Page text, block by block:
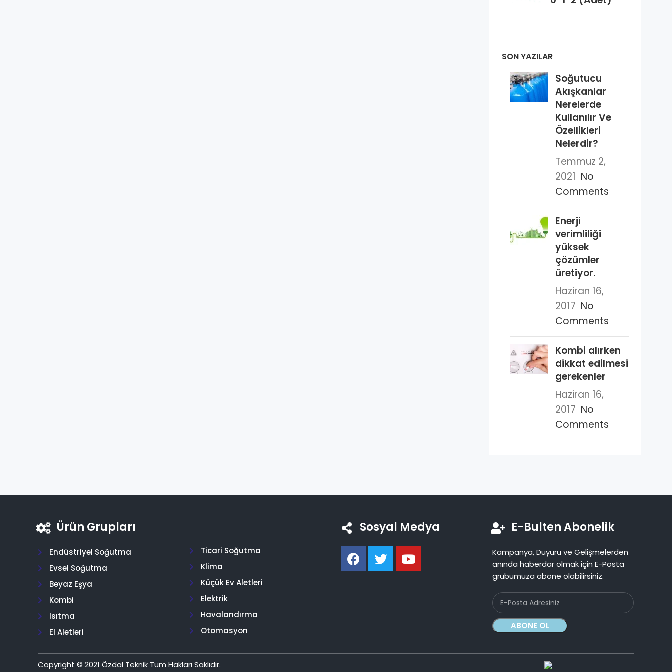
SON YAZILAR
Soğutucu
Akışkanlar
Nerelerde
Kullanılır Ve
Özellikleri
Nelerdir?
Temmuz 2,
2021 No
Comments
Enerji
verimliliği
yüksek
çözümler
üretiyor.
Haziran 16,
2017 No
Comments
Kombi alırken
dikkat edilmesi
gerekenler
Haziran 16,
2017 No
Comments
Ürün Grupları
Endüstriyel Soğutma
Evsel Soğutma
Beyaz Eşya
Kombi
Isıtma
El Aletleri
Ticari Soğutma
Klima
Küçük Ev Aletleri
Elektrik
Havalandırma
Otomasyon
Sosyal Medya E-Bulten Abonelik
Kampanya, Duyuru ve Gelişmelerden
anında haberdar olmak için E-Posta
grubumuza abone olabilirsiniz.
Copyright © 2021 Özdal Teknik Tüm Hakları Saklıdır.